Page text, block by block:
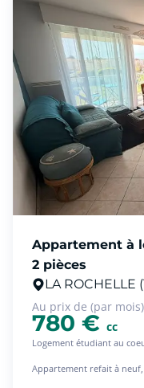
Appartement à
2 pièces
LA ROCHELLE
Au prix de (par mois)
780 € cc
Logement étudiant au
Appartement refait à
pièce principale avec